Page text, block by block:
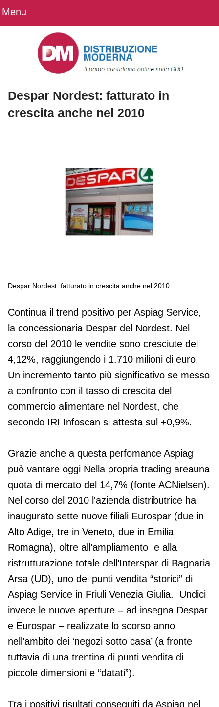
Menu
Despar Nordest: fatturato in
crescita anche nel 2010
Despar Nordest: fatturato in crescita anche nel 2010
Despar Nordest: fatturato in crescita
anche nel 2010
Continua il trend positivo per Aspiag Service,
la concessionaria Despar del Nordest. Nel
corso del 2010 le vendite sono cresciute del
4,12%, raggiungendo i 1.710 milioni di euro.
Un incremento tanto più significativo se messo
a confronto con il tasso di crescita del
commercio alimentare nel Nordest, che
secondo IRI Infoscan si attesta sul +0,9%.
Grazie anche a questa perfomance Aspiag
può vantare oggi Nella propria trading areauna
quota di mercato del 14,7% (fonte ACNielsen).
Nel corso del 2010 l'azienda distributrice ha
inaugurato sette nuove filiali Eurospar (due in
Alto Adige, tre in Veneto, due in Emilia
Romagna), oltre all’ampliamento e alla
ristrutturazione totale dell’Interspar di Bagnaria
Arsa (UD), uno dei punti vendita “storici” di
Aspiag Service in Friuli Venezia Giulia. Undici
invece le nuove aperture – ad insegna Despar
e Eurospar – realizzate lo scorso anno
nell’ambito dei ‘negozi sotto casa’ (a fronte
tuttavia di una trentina di punti vendita di
piccole dimensioni e “datati”).
Tra i positivi risultati conseguiti da Aspiag nel